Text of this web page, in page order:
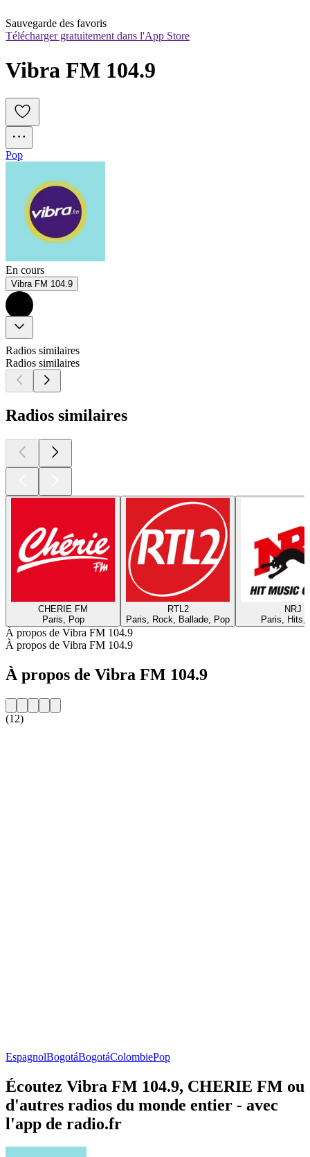
Sauvegarde des favoris
Télécharger gratuitement dans l'App Store
Vibra FM 104.9
Pop
En cours
Vibra FM 104.9
Radios similaires
Radios similaires
Radios similaires
CHERIE FM
Paris, Pop
RTL2
Paris, Rock, Ballade, Pop
NRJ
Paris, Hits,
À propos de Vibra FM 104.9
À propos de Vibra FM 104.9
À propos de Vibra FM 104.9
(12)
EspagnolBogotáBogotáColombiePop
Écoutez Vibra FM 104.9, CHERIE FM ou
d'autres radios du monde entier - avec
l'app de radio.fr